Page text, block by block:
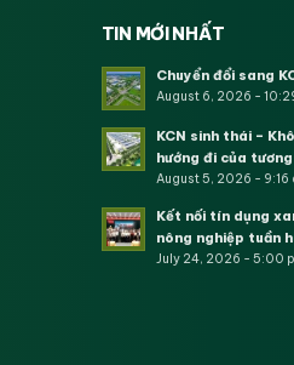
TIN MỚI NHẤT
Chuyển đổi sang
August 6, 2026 -
KCN sinh thái –
hướng đi của
August 5, 2026 - 9:16
Kết nối tín dụng
nông nghiệp tuần
July 24, 2026 - 5:00